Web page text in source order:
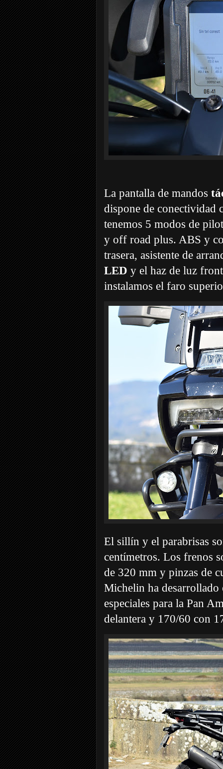
La pantalla de mandos
dispone de conectividad
tenemos 5 modos de
y off road plus. ABS y
trasera, asistente de
LED y el haz de luz
instalamos el faro
El sillín y el parabrisas
centímetros. Los frenos
de 320 mm y pinzas de
Michelin ha
especiales para la Pan
delantera y 170/60 con